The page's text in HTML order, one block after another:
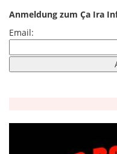
Anmeldung zum Ça Ira
Email: